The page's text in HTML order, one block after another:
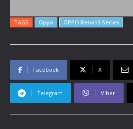
TAGS Oppo OPPO Reno15 Series
Facebook X
Telegram Viber